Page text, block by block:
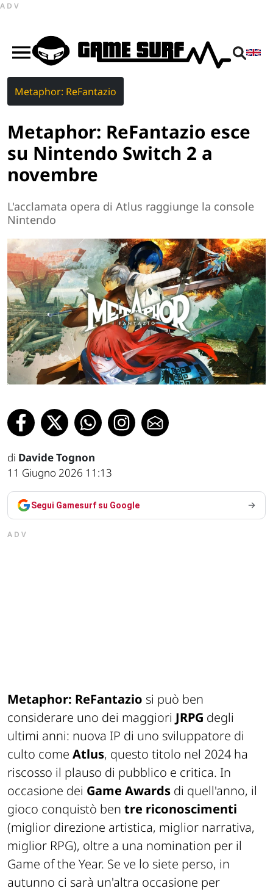
ADV
Metaphor: ReFantazio
Metaphor: ReFantazio esce
su Nintendo Switch 2 a
novembre
L'acclamata opera di Atlus raggiunge la console
Nintendo
di Davide Tognon
11 Giugno 2026 11:13
Segui Gamesurf su Google
ADV
Metaphor: ReFantazio si può ben
considerare uno dei maggiori JRPG degli
ultimi anni: nuova IP di uno sviluppatore di
culto come Atlus, questo titolo nel 2024 ha
riscosso il plauso di pubblico e critica. In
occasione dei Game Awards di quell'anno, il
gioco conquistò ben tre riconoscimenti
(miglior direzione artistica, miglior narrativa,
miglior RPG), oltre a una nomination per il
Game of the Year. Se ve lo siete perso, in
autunno ci sarà un'altra occasione per